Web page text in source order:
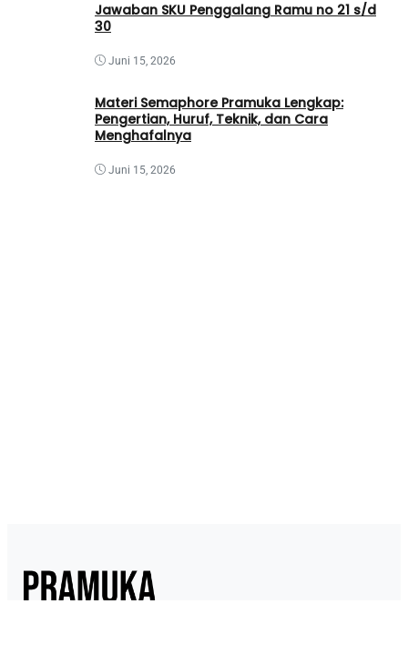
Jawaban SKU Penggalang Ramu no 21 s/d
30
Juni 15, 2026
Materi Semaphore Pramuka Lengkap:
Pengertian, Huruf, Teknik, dan Cara
Menghafalnya
Juni 15, 2026